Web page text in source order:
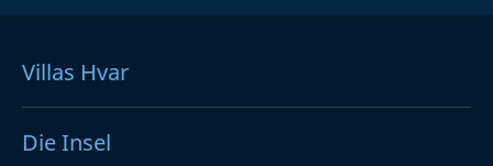
Villas Hvar
Die Insel